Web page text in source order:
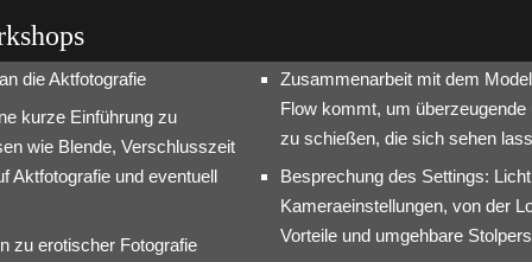
die Aktfotografie
kurze Einführung zu
wie Blende, Verschlusszeit
Aktfotografie und eventuell
zu erotischer Fotografie
Zusammenarbeit mit dem
Flow kommt, um
zu schießen, die sich sehen
Besprechung des Settings:
Kameraeinstellungen, von der
Vorteile und umgehbare